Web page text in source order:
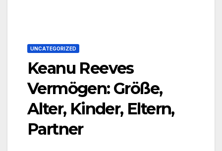
UNCATEGORIZED
Keanu Reeves
Vermögen: Größe,
Alter, Kinder, Eltern,
Partner